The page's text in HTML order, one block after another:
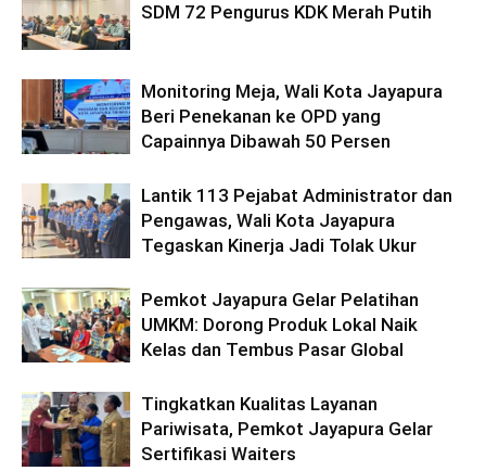
SDM 72 Pengurus KDK Merah Putih
Monitoring Meja, Wali Kota Jayapura
Beri Penekanan ke OPD yang
Capainnya Dibawah 50 Persen
Lantik 113 Pejabat Administrator dan
Pengawas, Wali Kota Jayapura
Tegaskan Kinerja Jadi Tolak Ukur
Pemkot Jayapura Gelar Pelatihan
UMKM: Dorong Produk Lokal Naik
Kelas dan Tembus Pasar Global
Tingkatkan Kualitas Layanan
Pariwisata, Pemkot Jayapura Gelar
Sertifikasi Waiters